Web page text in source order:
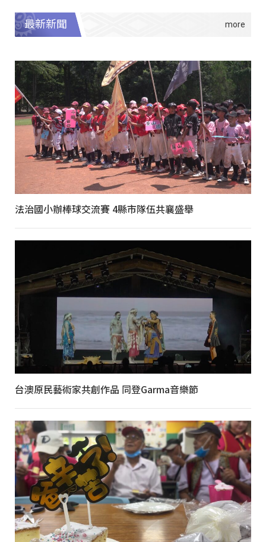
最新新聞
法治國小辦棒球交流賽 4縣市隊伍共襄盛舉
台澳原民藝術家共創作品 同登Garma音樂節